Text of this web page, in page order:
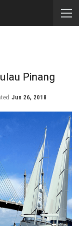
Pinang
Jun 26, 2018